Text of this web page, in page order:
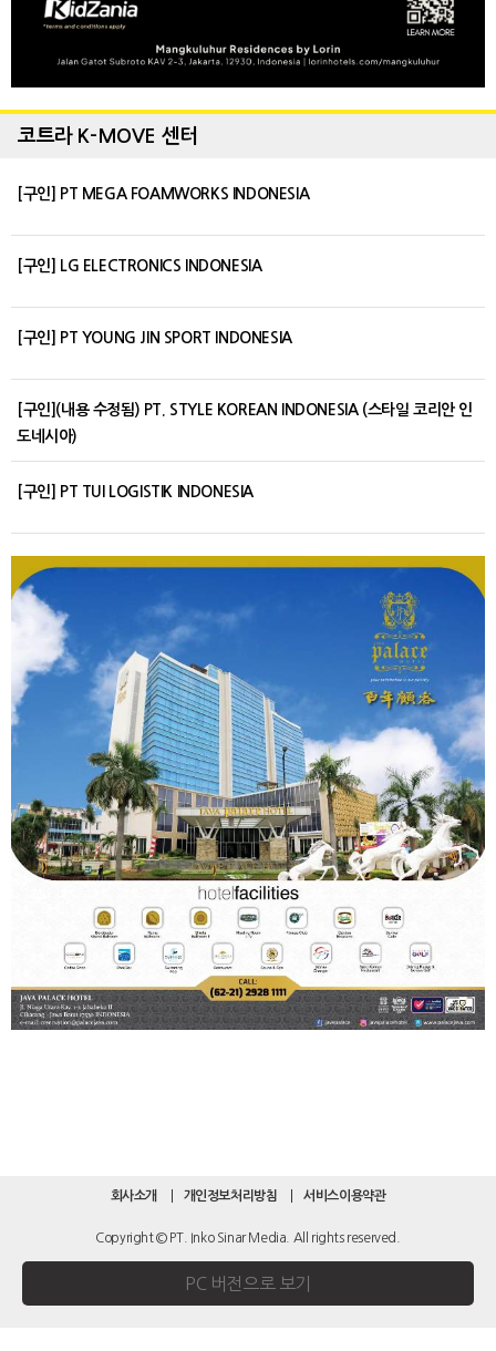
코트라 K-MOVE 센터
[구인] PT MEGA FOAMWORKS INDONESIA
[구인] LG ELECTRONICS INDONESIA
[구인] PT YOUNG JIN SPORT INDONESIA
[구인](내용 수정됨) PT. STYLE KOREAN INDONESIA (스타일 코리안 인
도네시아)
[구인] PT TUI LOGISTIK INDONESIA
회사소개 개인정보처리방침 서비스이용약관
Copyright © PT. Inko Sinar Media. All rights reserved.
PC 버전으로 보기